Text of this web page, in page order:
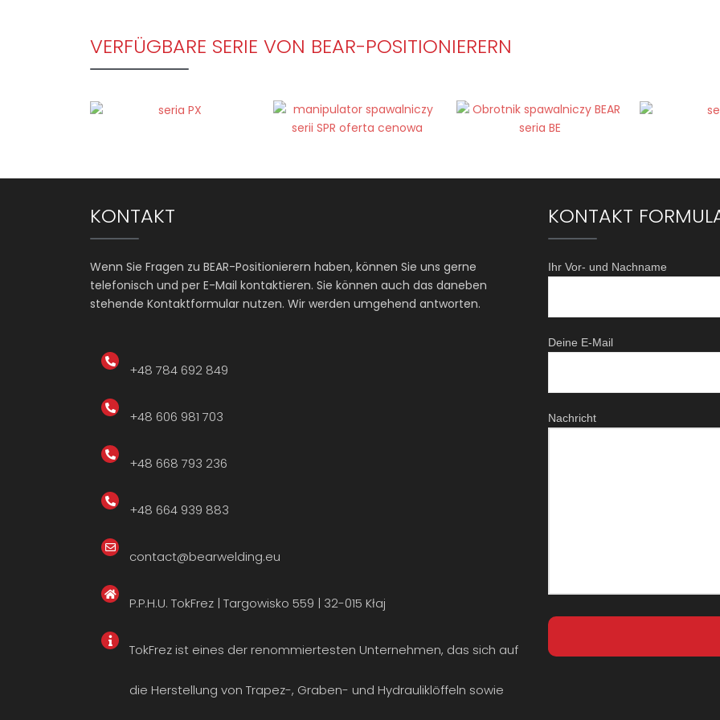
VERFÜGBARE SERIE VON BEAR-POSITIONIERERN
KONTAKT
Wenn Sie Fragen zu BEAR-Positionierern haben, können Sie uns gerne
telefonisch und per E-Mail kontaktieren. Sie können auch das daneben
stehende Kontaktformular nutzen. Wir werden umgehend antworten.
+48 784 692 849
+48 606 981 703
+48 668 793 236
+48 664 939 883
contact@bearwelding.eu
P.P.H.U. TokFrez | Targowisko 559 | 32-015 Kłaj
TokFrez ist eines der renommiertesten Unternehmen, das sich auf
die Herstellung von Trapez-, Graben- und Hydrauliklöffeln sowie
KONTAKT
Ihr Vor- und Nachname
Deine E-Mail
Nachricht